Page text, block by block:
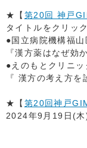
★【 第20回 神戸
タイトルをクリッ
●国立病院機構福
『漢方薬はなぜ効
●えのもとクリニ
『 漢方の考え方
★【 第20回神戸
2024年9月19日(